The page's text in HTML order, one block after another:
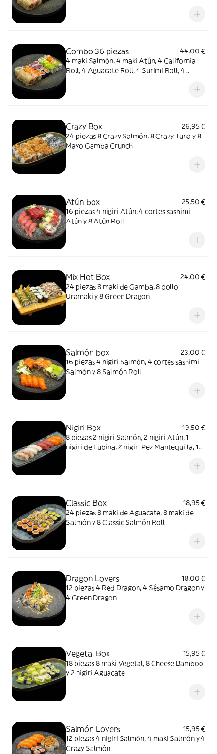
cortes Sashimi Salmón, 2 nigiri Salmón 2
Combo 36 piezas
44,00 €
4 maki Salmón, 4 maki Atún, 4 California
Roll, 4 Aguacate Roll, 4 Surimi Roll, 4
Crazy Box
26,95 €
24 piezas 8 Crazy Salmón, 8 Crazy Tuna y 8
Mayo Gamba Crunch
Atún box
25,50 €
16 piezas 4 nigiri Atún, 4 cortes sashimi
Atún y 8 Atún Roll
Mix Hot Box
24,00 €
24 piezas 8 maki de Gamba, 8 pollo
Uramaki y 8 Green Dragon
Salmón box
23,00 €
16 piezas 4 nigiri Salmón, 4 cortes sashimi
Salmón y 8 Salmón Roll
Nigiri Box
19,50 €
8 piezas 2 nigiri Salmón, 2 nigiri Atún, 1
nigiri de Lubina, 2 nigiri Pez Mantequilla, 1
Classic Box
18,95 €
24 piezas 8 maki de Aguacate, 8 maki de
Salmón y 8 Classic Salmón Roll
Dragon Lovers
18,00 €
12 piezas 4 Red Dragon, 4 Sésamo Dragon y
4 Green Dragon
Vegetal Box
15,95 €
18 piezas 8 maki Vegetal, 8 Cheese Bamboo
y 2 nigiri Aguacate
Salmón Lovers
15,95 €
12 piezas 4 nigiri Salmón, 4 maki Salmón y 4
Crazy Salmón